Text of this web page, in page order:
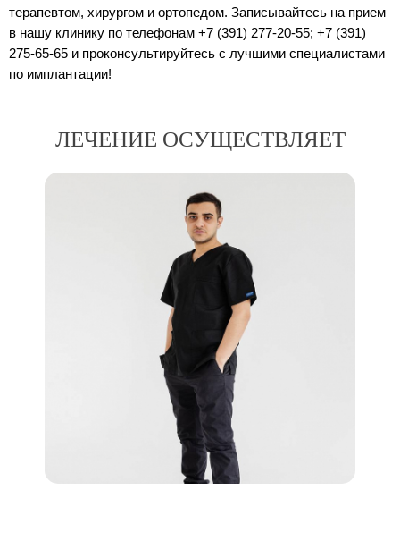
терапевтом, хирургом и ортопедом. Записывайтесь на прием
в нашу клинику по телефонам +7 (391) 277-20-55; +7 (391)
275-65-65 и проконсультируйтесь с лучшими специалистами
по имплантации!
ЛЕЧЕНИЕ ОСУЩЕСТВЛЯЕТ